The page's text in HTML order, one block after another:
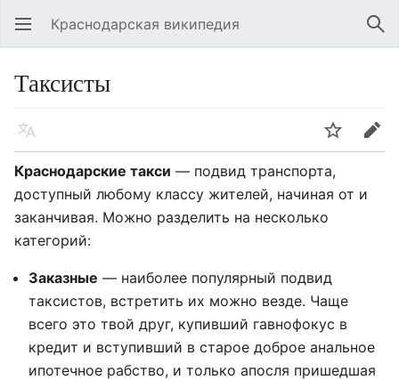
Открыть главное меню Краснодарская википедия
Таксисты
Язык Следить
Краснодарские такси — подвид транспорта,
доступный любому классу жителей, начиная от и
заканчивая. Можно разделить на несколько
категорий:
Заказные — наиболее популярный подвид
таксистов, встретить их можно везде. Чаще
всего это твой друг, купивший гавнофокус в
кредит и вступивший в старое доброе анальное
ипотечное рабство, и только апосля пришедшая